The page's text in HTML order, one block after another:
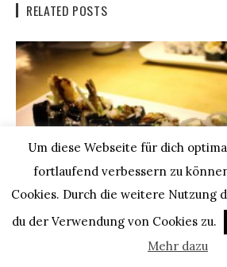
RELATED POSTS
NEW YORK: #71 – GÜNSTIGES
Um diese Webseite für dich
fortlaufend verbessern zu
Cookies. Durch die weitere Nutzung
du der Verwendung von Cookies zu.
Mehr dazu